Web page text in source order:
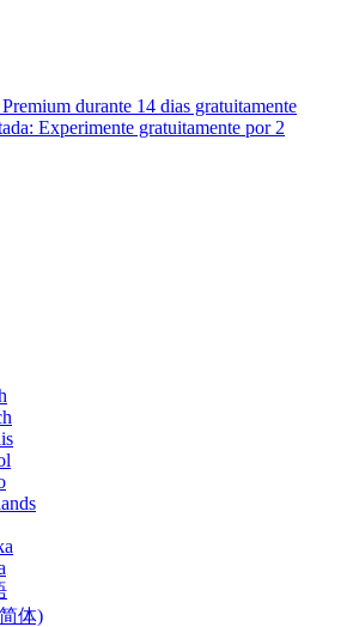
durante 14 dias gratuitamente
Experimente gratuitamente por 2
体)